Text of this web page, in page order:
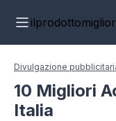
Divulgazione
10 Migliori
Italia